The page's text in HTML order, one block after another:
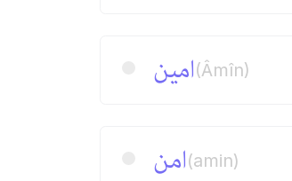
امین(Âmîn)
امن(amin)